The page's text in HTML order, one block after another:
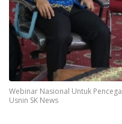
Webinar Nasional Untuk
Usnin SK News